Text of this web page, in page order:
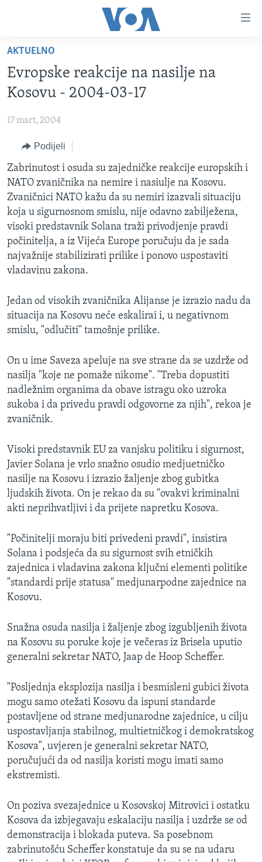
glavni
sadržaj
Pređi
na
glavnu
pretragu
TV PROGRAM
VIJESTI
SJEDINJENE AMERIČKE DRŽAVE
BOSNA I HERCEGOVINA
NAUKA I TEHNOLOGIJA
SPECIJALNI PROJEKTI
KORUPCIJA
SLOBODA MEDIJA
ŽENSKA STRANA
IZBJEGLIČKA STRANA
MAGAZIN
O GLASU AMERIKE
Learning English
PRATITE NAS
Jezici
AKTUELNO
Evropske reakcije na nasilje na
Kosovu - 2004-03-17
17 mart, 2004
Podijeli
Zabrinutost i osuda su zajedničke reakcije europskih i
NATO zvaničnika na nemire i nasiulje na Kosovu.
Zvaničnici NATO kažu da su nemiri izazvali situaciju
koja u sigurnosnom smislu, nije odavno zabilježena,
visoki predstavnik Solana traži privodjenje pravdi
počinitelja, a iz Vijeća Europe poručuju da je sada
najvažnije stabilizirati prilike i ponovo uspostaviti
vladavinu zakona.
Jedan od visokih zvaničnika Alijanse je izrazio nadu da
situacija na Kosovu neće eskalirai i, u negativnom
smislu, "odlučiti" tamošnje prilike.
On u ime Saveza apeluje na sve strane da se uzdrže od
nasilja "koje ne pomaže nikome". "Treba dopustiti
nadležnim organima da obave istragu oko uzroka
sukoba i da privedu pravdi odgovorne za njih", rekoa je
zvaničnik.
Visoki predstavnik EU za vanjsku politiku i sigurnost,
Javier Solana je vrlo snažno osudio medjuetničko
nasilje na Kosovu i izrazio žaljenje zbog gubitka
ljudskih života. On je rekao da su "ovakvi kriminalni
akti neprihvatljivi i da prijete napretku Kosova.
"Počinitelji moraju biti privedeni pravdi", insistira
Solana i podsjeća da su sigurnost svih etničkih
zajednica i vladavina zakona ključni elementi politike
"standardi prije statusa" medjunarpodne zajednice na
Kosovu.
Snažna osuda nasilja i žaljenje zbog izgubljenih života
na Kosovu su poruke koje je večeras iz Brisela uputio
generalni sekretar NATO, Jaap de Hoop Scheffer.
"Posljednja eksplozija nasilja i besmisleni gubici života
mogu samo otežati Kosovu da ispuni standarde
postavljene od strane medjunarodne zajednice, u cilju
uspostavljanja stabilnog, multietničkog i demokratskog
Kosova", uvjeren je generalni sekretar NATO,
poručujući da od nasilja koristi mogu imati samo
ekstremisti.
On poziva svezajednice u Kosovskoj Mitrovici i ostatku
Kosova da izbjegavaju eskalaciju nasilja i uzdrže se od
demonstracija i blokada puteva. Sa posebnom
zabrinutošću Scheffer konstatuje da su se na udaru